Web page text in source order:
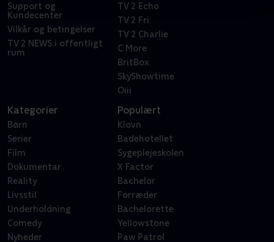
Support og
Kundecenter
Vilkår og betingelser
TV 2 NEWS i offentligt
rum
TV 2 Echo
TV 2 Fri
TV 2 Charlie
C More
BritBox
SkyShowtime
Oiii
Kategorier
Børn
Serier
Film
Dokumentar
Reality
Livsstil
Underholdning
Comedy
Nyheder
Populært
Klovn
Badehotellet
Sygeplejeskolen
X Factor
Bachelor
Forræder
Bachelorette
Yellowstone
Paw Patrol